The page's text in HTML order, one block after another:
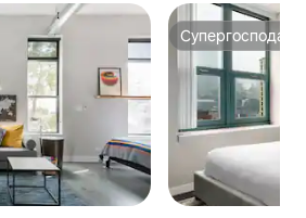
Супергосподар
Супергосподар